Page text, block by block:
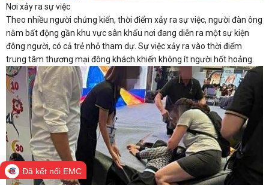
Nơi xảy ra sự việc
Theo nhiều người chứng kiến, thời điểm xảy ra sự việc, người đàn ông
nằm bất động gần khu vực sân khấu nơi đang diễn ra một sự kiện
đông người, có cả trẻ nhỏ tham dự. Sự việc xảy ra vào thời điểm
trung tâm thương mại đông khách khiến không ít người hốt hoảng.
Đã kết nối EMC